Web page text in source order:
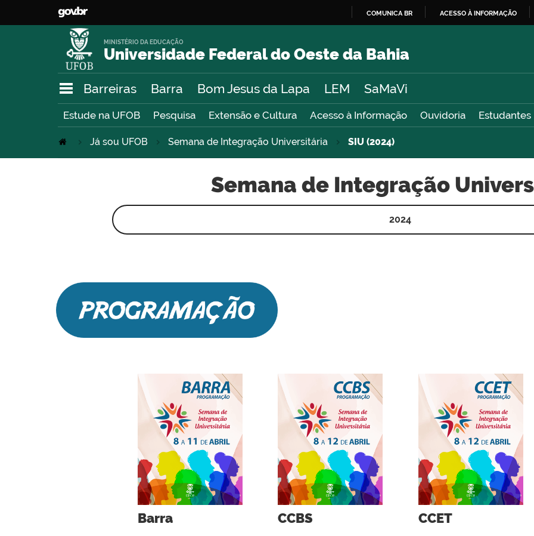
O
COMUNICA BR ACESSO À INFORMAÇÃO
Universidade Federal do Oeste da Bahia
MINISTÉRIO DA EDUCAÇÃO
Barreiras Barra Bom Jesus da Lapa LEM SaMaVi
Estude na UFOB Pesquisa Extensão e Cultura Acesso à Informação Ouvidoria Estudantes
Já sou UFOB Semana de Integração Universitária SIU (2024)
Semana de Integração
2024
Barra CCBS CCET